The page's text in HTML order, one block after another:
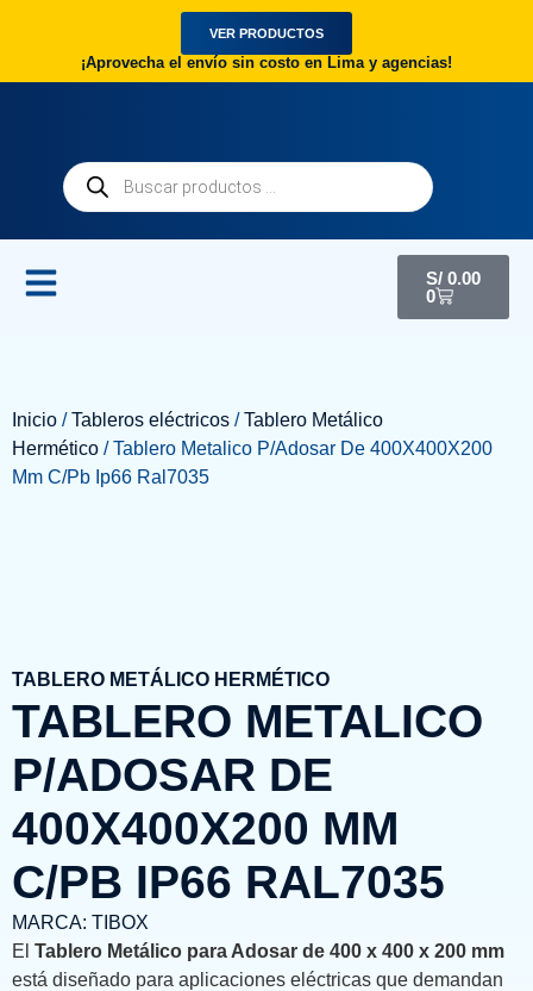
VER PRODUCTOS
¡Aprovecha el envío sin costo en Lima y agencias!
S/ 0.00
0
TABLERO METÁLICO HERMÉTICO
TABLERO METALICO
P/ADOSAR DE
400X400X200 MM
C/PB IP66 RAL7035
MARCA: TIBOX
El Tablero Metálico para Adosar de 400 x 400 x 200 mm
está diseñado para aplicaciones eléctricas que demandan
Inicio /Tableros eléctricos /Tablero Metálico
Hermético / Tablero Metalico P/Adosar De 400X400X200
Mm C/Pb Ip66 Ral7035